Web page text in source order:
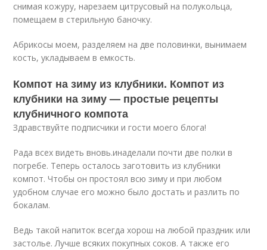
снимая кожуру, нарезаем цитрусовый на полукольца,
помещаем в стерильную баночку.
Абрикосы моем, разделяем на две половинки, вынимаем
кость, укладываем в емкость.
Компот на зиму из клубники. Компот из
клубники на зиму — простые рецепты
клубничного компота
Здравствуйте подписчики и гости моего блога!
Рада всех видеть вновь.инаделали почти две полки в
погребе. Теперь осталось заготовить из клубники
компот. Чтобы он простоял всю зиму и при любом
удобном случае его можно было достать и разлить по
бокалам.
Ведь такой напиток всегда хорош на любой праздник или
застолье. Лучше всяких покупных соков. А также его